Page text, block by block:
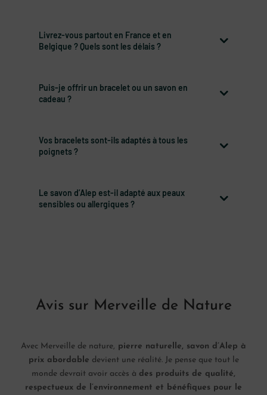
Livrez-vous partout en France et en
Belgique ? Quels sont les délais ?
Puis-je offrir un bracelet ou un savon en
cadeau ?
Vos bracelets sont-ils adaptés à tous les
poignets ?
Le savon d’Alep est-il adapté aux peaux
sensibles ou allergiques ?
Avis sur Merveille de Nature
Avec Merveille de nature, pierre naturelle, savon d’Alep à
prix abordable devient une réalité. Je pense que tout le
monde devrait avoir accès à des produits de qualité,
respectueux de l’environnement et bénéfiques pour le